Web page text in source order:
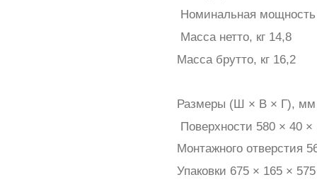
Номинальная мощность
Масса нетто, кг 14,8
Масса брутто, кг 16,2
Размеры (Ш × В × Г), мм
Поверхности 580 × 40 ×
Монтажного отверстия
Упаковки 675 × 165 × 575